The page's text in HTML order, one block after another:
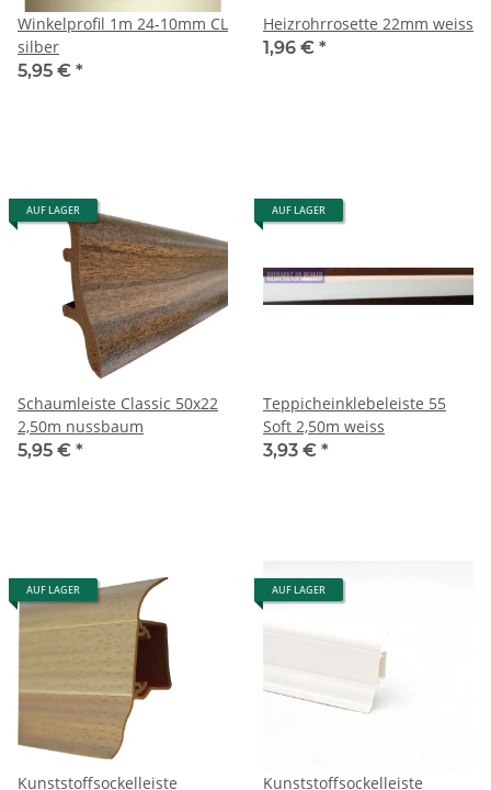
Winkelprofil 1m 24-10mm CL
silber
5,95 € *
Heizrohrrosette 22mm weiss
1,96 € *
AUF LAGER
Schaumleiste Classic 50x22
2,50m nussbaum
5,95 € *
AUF LAGER
Teppicheinklebeleiste 55
Soft 2,50m weiss
3,93 € *
AUF LAGER
Kunststoffsockelleiste
AUF LAGER
Kunststoffsockelleiste